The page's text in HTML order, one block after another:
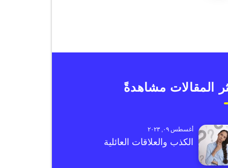
المقالات مشاهدةً
أغسطس ٠٩, ٢٠٢٣
الكذب والعلاقات العائلية